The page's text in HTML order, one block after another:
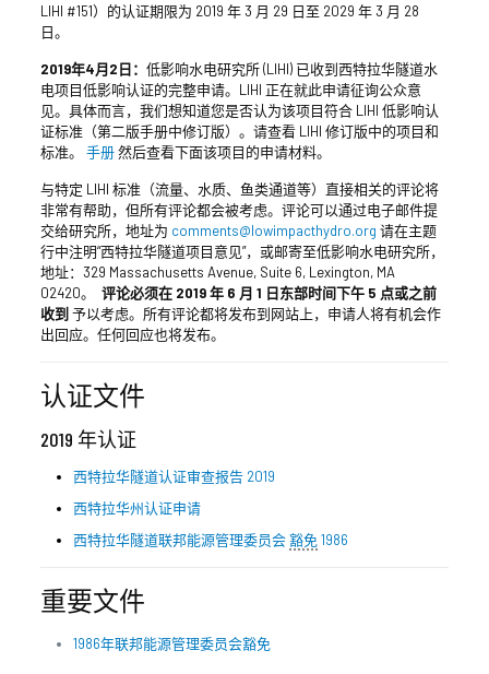
LIHI #151）的认证期限为 2019 年 3 月 29 日至 2029 年 3 月 28
日。
2019年4月2日： 低影响水电研究所 (LIHI) 已收到西特拉华隧道水
电项目低影响认证的完整申请。LIHI 正在就此申请征询公众意
见。具体而言，我们想知道您是否认为该项目符合 LIHI 低影响认
证标准（第二版手册中修订版）。请查看 LIHI 修订版中的项目和
标准。 手册然后查看下面该项目的申请材料。
与特定 LIHI 标准（流量、水质、鱼类通道等）直接相关的评论将
非常有帮助，但所有评论都会被考虑。评论可以通过电子邮件提
交给研究所，地址为 comments@lowimpacthydro.org 请在主题
行中注明“西特拉华隧道项目意见”，或邮寄至低影响水电研究所，
地址：329 Massachusetts Avenue, Suite 6, Lexington, MA
02420。 评论必须在 2019 年 6 月 1 日东部时间下午 5 点或之前
收到予以考虑。所有评论都将发布到网站上，申请人将有机会作
出回应。任何回应也将发布。
认证文件
2019 年认证
西特拉华隧道认证审查报告 2019
西特拉华州认证申请
西特拉华隧道联邦能源管理委员会豁免 1986
重要文件
1986年联邦能源管理委员会豁免